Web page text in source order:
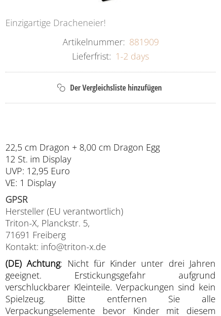
Einzigartige Dracheneier!
Artikelnummer: 881909
Lieferfrist: 1-2 days
22,5 cm Dragon + 8,00 cm Dragon Egg
12 St. im Display
UVP: 12,95 Euro
VE: 1 Display
GPSR
Hersteller (EU verantwortlich)
Triton-X, Planckstr. 5,
71691 Freiberg
Kontakt: info@triton-x.de
(DE) Achtung: Nicht für Kinder unter drei Jahren
geeignet. Erstickungsgefahr aufgrund
verschluckbarer Kleinteile. Verpackungen sind kein
Spielzeug. Bitte entfernen Sie alle
Verpackungselemente bevor Kinder mit diesem